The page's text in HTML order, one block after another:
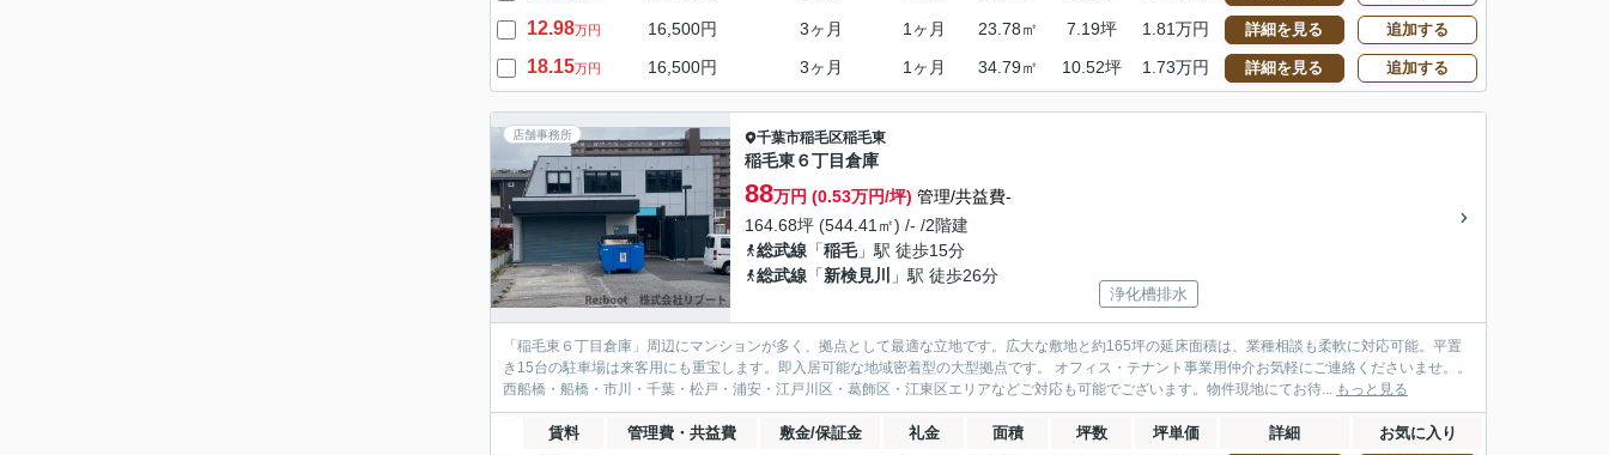
12.98万円 16,500円 3ヶ月 1ヶ月 23.78㎡ 7.19坪 1.81万円 詳細を見る 追加する
18.15万円 16,500円 3ヶ月 1ヶ月 34.79㎡ 10.52坪 1.73万円 詳細を見る 追加する
店舗事務所 千葉市稲毛区稲毛東
稲毛東６丁目倉庫
88万円 (0.53万円/坪) 管理/共益費-
164.68坪 (544.41㎡) /- /2階建
総武線 「稲毛」駅 徒歩15分
総武線 「新検見川 」駅 徒歩26分
浄化槽排水
「稲毛東６丁目倉庫」周辺にマンションが多く、拠点として最適な立地です。広大な敷地と約165坪の延床面積は、業種相談も柔軟に対応可能。平置
き15台の駐車場は来客用にも重宝します。即入居可能な地域密着型の大型拠点です。 オフィス・テナント事業用仲介お気軽にご連絡くださいませ。。
西船橋・船橋・市川・千葉・松戸・浦安・江戸川区・葛飾区・江東区エリアなどご対応も可能でございます。物件現地にてお待... もっと見る
賃料 管理費・共益費 敷金/保証金 礼金 面積 坪数 坪単価 詳細 お気に入り